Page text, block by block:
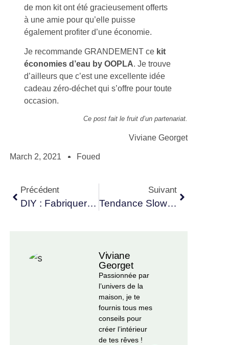
de mon kit ont été gracieusement offerts
à une amie pour qu’elle puisse
également profiter d’une économie.
Je recommande GRANDEMENT ce kit
économies d’eau by OOPLA. Je trouve
d’ailleurs que c’est une excellente idée
cadeau zéro-déchet qui s’offre pour toute
occasion.
Ce post fait le fruit d’un partenariat.
Viviane Georget
March 2, 2021 Foued
Précédent
DIY : Fabriquer Un Pegboard Pour Mieux S’organiser Au Bureau
Suivant
Tendance Slow Life : Découvrir La Décoration Slow Living Ou La Slow Déco ?
Viviane
Georget
Passionnée par
l’univers de la
maison, je te
fournis tous mes
conseils pour
créer l’intérieur
de tes rêves !